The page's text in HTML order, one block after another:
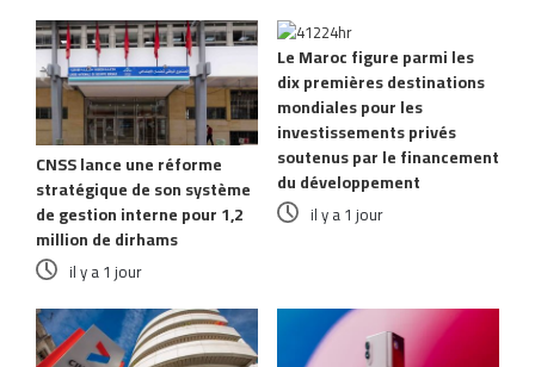
CNSS lance une réforme
stratégique de son système
de gestion interne pour 1,2
million de dirhams
il y a 1 jour
Le Maroc figure parmi les
dix premières destinations
mondiales pour les
investissements privés
soutenus par le financement
du développement
il y a 1 jour